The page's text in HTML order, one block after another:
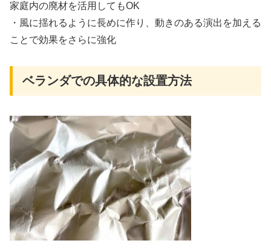
家庭内の廃材を活用してもOK
・風に揺れるように長めに作り、動きのある演出を加える
ことで効果をさらに強化
ベランダでの具体的な設置方法